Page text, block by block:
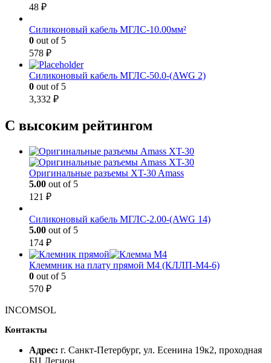
48 ₽
Силиконовый кабель МГЛС-10.00мм²
0 out of 5
578 ₽
Силиконовый кабель МГЛС-50.0-(AWG 2)
0 out of 5
3,332 ₽
С высоким рейтингом
Оригинальные разъемы XT-30 Amass
5.00 out of 5
121 ₽
Силиконовый кабель МГЛС-2.00-(AWG 14)
5.00 out of 5
174 ₽
Клеммник на плату прямой М4 (КЛЛП-М4-6)
0 out of 5
570 ₽
INCOMSOL
Контакты
Адрес: г. Санкт-Петербург, ул. Есенина 19к2, проходная
БЦ Легион